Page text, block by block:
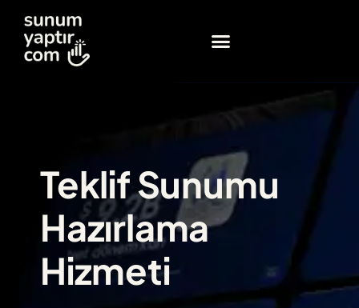
Teklif Sunumu
Hazırlama
Hizmeti